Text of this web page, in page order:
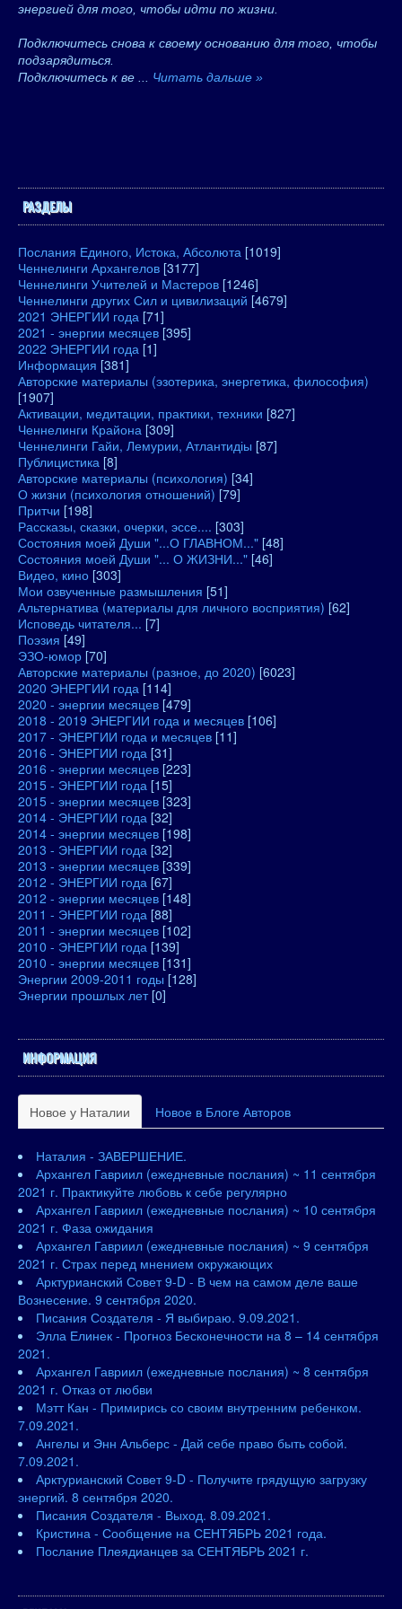
энергией для того, чтобы идти по жизни.
Подключитесь снова к своему основанию для того, чтобы
подзарядиться.
Подключитесь к ве
Читать дальше »
РАЗДЕЛЫ
Послания Единого, Истока, Абсолюта [1019]
Ченнелинги Архангелов [3177]
Ченнелинги Учителей и Мастеров [1246]
Ченнелинги других Сил и цивилизаций [4679]
2021 ЭНЕРГИИ года [71]
2021 - энергии месяцев [395]
2022 ЭНЕРГИИ года [1]
Информация [381]
Авторские материалы (эзотерика, энергетика, философия)
[1907]
Активации, медитации, практики, техники [827]
Ченнелинги Крайона [309]
Ченнелинги Гайи, Лемурии, Атлантидіы [87]
Публицистика [8]
Авторские материалы (психология) [34]
О жизни (психология отношений) [79]
Притчи [198]
Рассказы, сказки, очерки, эссе.... [303]
Состояния моей Души "...О ГЛАВНОМ..." [48]
Состояния моей Души "... О ЖИЗНИ..." [46]
Видео, кино [303]
Мои озвученные размышления [51]
Альтернатива (материалы для личного восприятия) [62]
Исповедь читателя... [7]
Поэзия [49]
ЭЗО-юмор [70]
Авторские материалы (разное, до 2020) [6023]
2020 ЭНЕРГИИ года [114]
2020 - энергии месяцев [479]
2018 - 2019 ЭНЕРГИИ года и месяцев [106]
2017 - ЭНЕРГИИ года и месяцев [11]
2016 - ЭНЕРГИИ года [31]
2016 - энергии месяцев [223]
2015 - ЭНЕРГИИ года [15]
2015 - энергии месяцев [323]
2014 - ЭНЕРГИИ года [32]
2014 - энергии месяцев [198]
2013 - ЭНЕРГИИ года [32]
2013 - энергии месяцев [339]
2012 - ЭНЕРГИИ года [67]
2012 - энергии месяцев [148]
2011 - ЭНЕРГИИ года [88]
2011 - энергии месяцев [102]
2010 - ЭНЕРГИИ года [139]
2010 - энергии месяцев [131]
Энергии 2009-2011 годы [128]
Энергии прошлых лет [0]
ИНФОРМАЦИЯ
Новое у Наталии Новое в Блоге Авторов
Наталия - ЗАВЕРШЕНИЕ.
Архангел Гавриил (ежедневные послания) ~ 11 сентября
2021 г. Практикуйте любовь к себе регулярно
Архангел Гавриил (ежедневные послания) ~ 10 сентября
2021 г. Фаза ожидания
Архангел Гавриил (ежедневные послания) ~ 9 сентября
2021 г. Страх перед мнением окружающих
Арктурианский Совет 9-D - В чем на самом деле ваше
Вознесение. 9 сентября 2020.
Писания Создателя - Я выбираю. 9.09.2021.
Элла Елинек - Прогноз Бесконечности на 8 – 14 сентября
2021.
Архангел Гавриил (ежедневные послания) ~ 8 сентября
2021 г. Отказ от любви
Мэтт Кан - Примирись со своим внутренним ребенком.
7.09.2021.
Ангелы и Энн Альберс - Дай себе право быть собой.
7.09.2021.
Арктурианский Совет 9-D - Получите грядущую загрузку
энергий. 8 сентября 2020.
Писания Создателя - Выход. 8.09.2021.
Кристина - Сообщение на СЕНТЯБРЬ 2021 года.
Послание Плеядианцев за СЕНТЯБРЬ 2021 г.